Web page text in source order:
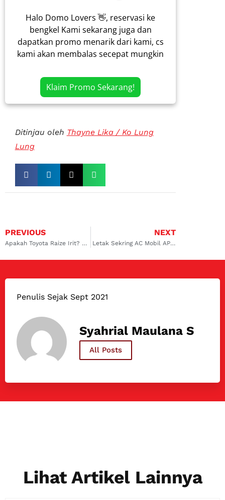
Halo Domo Lovers 👋, reservasi ke
bengkel Kami sekarang juga dan
dapatkan promo menarik dari kami, cs
kami akan membalas secepat mungkin
Klaim Promo Sekarang!
Ditinjau oleh Thayne Lika / Ko Lung
Lung
PREVIOUS
Apakah Toyota Raize Irit? Ini Jawabannya
NEXT
Letak Sekring AC Mobil APV & 5 Cara Gantinya
Penulis Sejak Sept 2021
Syahrial Maulana S
All Posts
Lihat Artikel Lainnya